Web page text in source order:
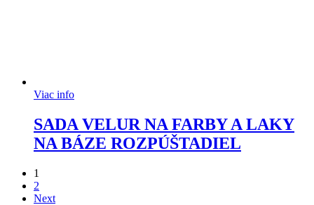
Viac info
SADA VELUR NA FARBY A LAKY
NA BÁZE ROZPÚŠTADIEL
1
2
Next